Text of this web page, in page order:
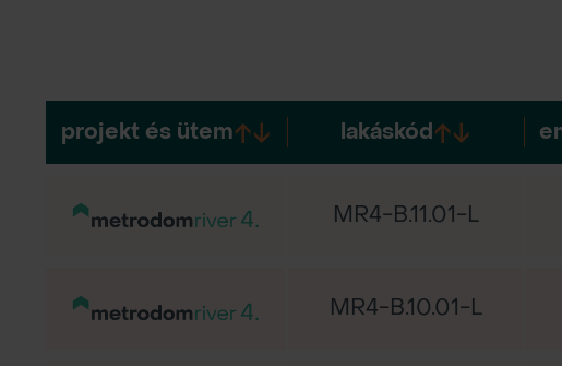
projekt és ütem lakáskód
MR4-B.11.01-L
MR4-B.10.01-L